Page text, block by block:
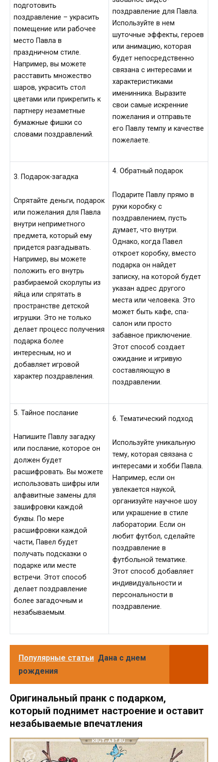
подготовить
поздравление – украсить
помещение или рабочее
место Павла в
праздничном стиле.
Например, вы можете
расставить множество
шаров, украсить стол
цветами или прикрепить к
партнеру незаметные
бумажные фишки со
словами поздравлений.
поздравление для Павла.
Используйте в нем
шуточные эффекты, героев
или анимацию, которая
будет непосредственно
связана с интересами и
характеристиками
именинника. Выразите
свои самые искренние
пожелания и отправьте
его Павлу темпу и качестве
пожелаете.
3. Подарок-загадка
Спрятайте деньги, подарок
или пожелания для Павла
внутри неприметного
предмета, который ему
придется разгадывать.
Например, вы можете
положить его внутрь
разбираемой скорлупы из
яйца или спрятать в
пространстве детской
игрушки. Это не только
делает процесс получения
подарка более
интересным, но и
добавляет игровой
характер поздравления.
4. Обратный подарок
Подарите Павлу прямо в
руки коробку с
поздравлением, пусть
думает, что внутри.
Однако, когда Павел
откроет коробку, вместо
подарка он найдет
записку, на которой будет
указан адрес другого
места или человека. Это
может быть кафе, спа-
салон или просто
забавное приключение.
Этот способ создает
ожидание и игривую
составляющую в
поздравлении.
5. Тайное послание
Напишите Павлу загадку
или послание, которое он
должен будет
расшифровать. Вы можете
использовать шифры или
алфавитные замены для
зашифровки каждой
буквы. По мере
расшифровки каждой
части, Павел будет
получать подсказки о
подарке или месте
встречи. Этот способ
делает поздравление
более загадочным и
незабываемым.
6. Тематический подход
Используйте уникальную
тему, которая связана с
интересами и хобби Павла.
Например, если он
увлекается наукой,
организуйте научное шоу
или украшение в стиле
лаборатории. Если он
любит футбол, сделайте
поздравление в
футбольной тематике.
Этот способ добавляет
индивидуальности и
персональности в
поздравление.
Популярные статьи Дана с днем
рождения
Оригинальный пранк с подарком,
который поднимет настроение и оставит
незабываемые впечатления